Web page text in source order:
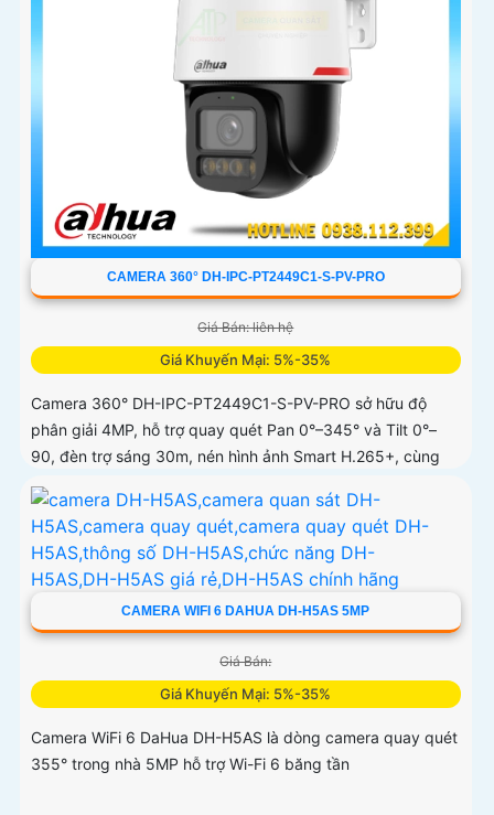
CAMERA 360° DH-IPC-PT2449C1-S-PV-PRO
Giá Bán: liên hệ
Giá Khuyến Mại: 5%-35%
Camera 360° DH-IPC-PT2449C1-S-PV-PRO sở hữu độ
phân giải 4MP, hỗ trợ quay quét Pan 0°–345° và Tilt 0°–
90, đèn trợ sáng 30m, nén hình ảnh Smart H.265+, cùng
các công nghệ xử lý WDR 120dB, BLC, HLC, 3D-NR
CAMERA WIFI 6 DAHUA DH-H5AS 5MP
Giá Bán:
Giá Khuyến Mại: 5%-35%
Camera WiFi 6 DaHua DH-H5AS là dòng camera quay quét
355° trong nhà 5MP hỗ trợ Wi-Fi 6 băng tần